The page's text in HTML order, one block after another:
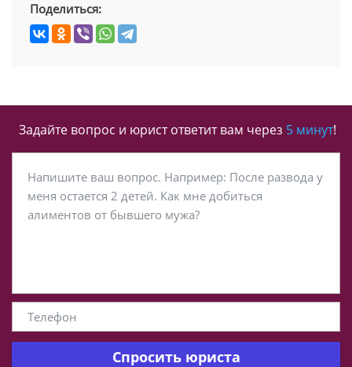
Поделиться:
Задайте вопрос и юрист ответит вам через 5 минут!
Спросить юриста